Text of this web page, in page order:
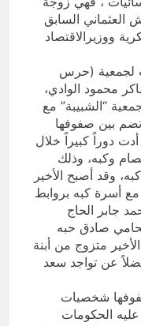
العثماني السابق
ووزيرالاقتصاد
لجمعية (حرس
محمود الوادي،
“الشبيبة” مع
بين صفوفها
دوراً كبيراً خلال
وكبه، وذلك
وقد أصبح الأخير
أسرة كبه بروابط
جابر الحاج
صادق حبه
متزوج من أبنة
عن تواجد سعد
شخصيات
الحكومات